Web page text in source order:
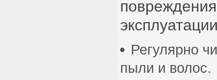
Регулярно
пыли и волос.